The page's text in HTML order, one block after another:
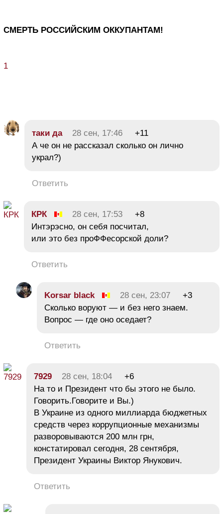
СМЕРТЬ РОССИЙСКИМ ОККУПАНТАМ!
1
таки да 28 сен, 17:46
+11
А че он не рассказал сколько он лично
украл?)
Ответить
КРК 28 сен, 17:53
+8
Интэрэсно, он себя посчитал,
или это без проФФесорской доли?
Ответить
Korsar black 28 сен, 23:07
+3
Сколько воруют — и без него знаем.
Вопрос — где оно оседает?
Ответить
7929 28 сен, 18:04
+6
На то и Президент что бы этого не было.
Говорить.Говорите и Вы.)
В Украине из одного миллиарда бюджетных
средств через коррупционные механизмы
разворовываются 200 млн грн,
констатировал сегодня, 28 сентября,
Президент Украины Виктор Янукович.
Ответить